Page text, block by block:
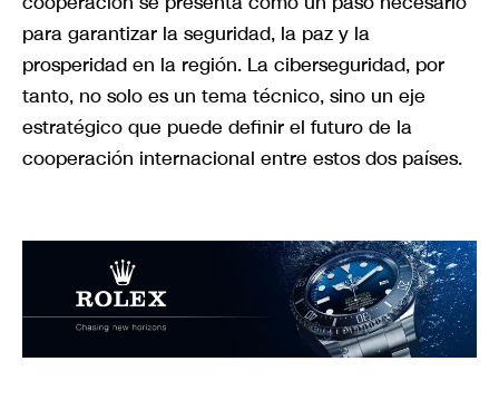
para garantizar la seguridad, la paz y la
prosperidad en la región. La ciberseguridad, por
tanto, no solo es un tema técnico, sino un eje
estratégico que puede definir el futuro de la
cooperación internacional entre estos dos países.